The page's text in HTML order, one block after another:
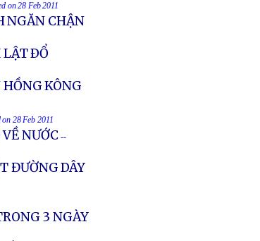
on 28 Feb 2011
NGĂN CHẬN
LẬT ÐỔ
KÔNG
on 28 Feb 2011
NƯỚC --
ĐƯỜNG DÂY
3 NGÀY